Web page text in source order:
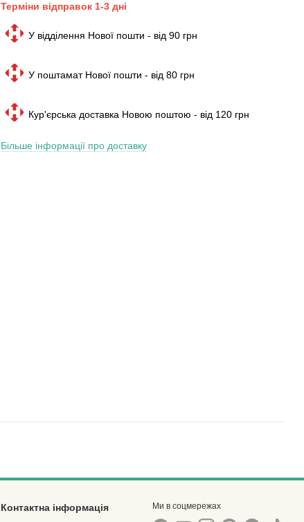
Терміни відправок 1-3 дні
У відділення Нової пошти - від 90 грн
У поштамат Нової пошти - від 80 грн
Кур'єрська доставка Новою поштою - від 120 грн
Більше інформації про доставку
Контактна інформація Ми в соцмережах